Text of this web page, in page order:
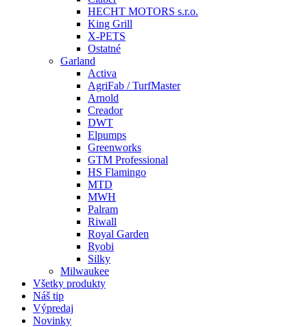
HECHT MOTORS s.r.o.
King Grill
X-PETS
Ostatné
Garland
Activa
AgriFab / TurfMaster
Arnold
Creador
DWT
Elpumps
Greenworks
GTM Professional
HS Flamingo
MTD
MWH
Palram
Riwall
Royal Garden
Ryobi
Silky
Milwaukee
Všetky produkty
Náš tip
Výpredaj
Novinky